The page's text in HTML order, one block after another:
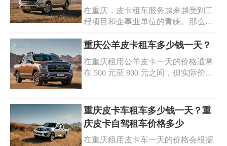
识，为您提供舒适的旅程。我们还提
供定制化的租车方案，根据您的具体
优质的售后服务，让您无后顾之忧。
选择重庆客车企业租车公司，享受便
捷、安全、舒适的出行体验。
在重庆，皮卡租车服务越来越受到工
程项目和企事业单位的青睐。那么，
一份重庆皮卡租车价格一览表，供您
重庆公羊皮卡租车多少钱一天？
在重庆租用公羊皮卡一天的价格通常
在 500 元至 800 元之间，但实际价格
是一些热门皮卡车的租赁价格范围，
仅供参考：
重庆皮卡车租车多少钱一天？重
庆皮卡自驾租车价格多少
在重庆租用皮卡车一天的价格会根据